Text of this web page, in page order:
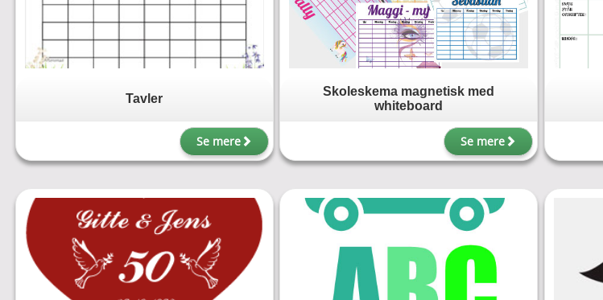
Tavler
Se mere
Skoleskema magnetisk med
whiteboard
Se mere